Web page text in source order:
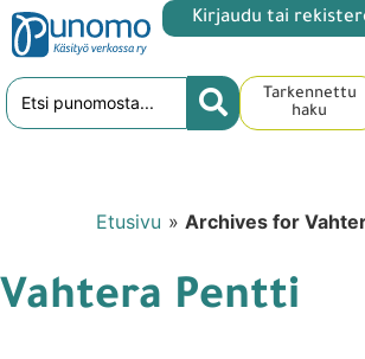
Kirjaudu tai
Tarkennettu
haku
Etusivu » Archives for
Vahtera Pentti